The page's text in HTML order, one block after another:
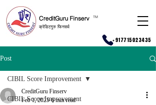
CreditGuru Finserv
क्रेडिटगुरु फिनसर्व
TM
+917715023435
Post
CIBIL Score Improvement
CIBIL Score Improvement
CreditGuru Finserv
Feb 1, 2025 6 min read